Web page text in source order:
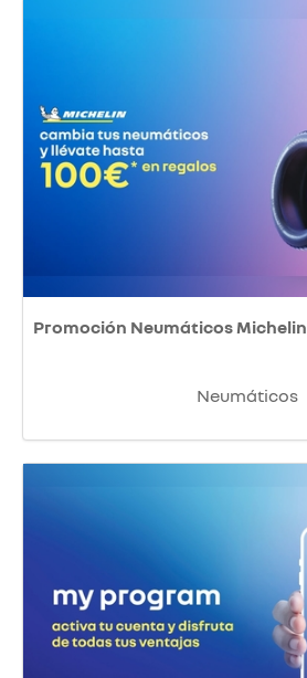
Promoción Neumáticos Michelin
Neumáticos